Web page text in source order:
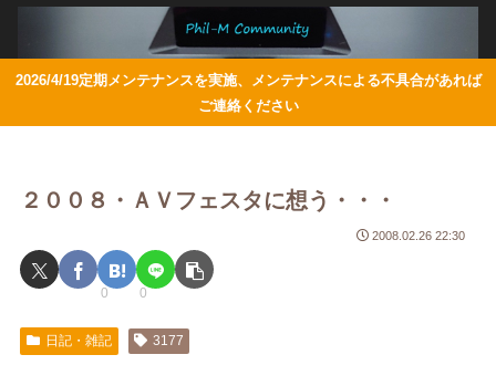
2026/4/19定期メンテナンスを実施、メンテナンスによる不具合があれば
ご連絡ください
２００８・ＡＶフェスタに想う・・・
2008.02.26 22:30
0 0
日記・雑記 3177